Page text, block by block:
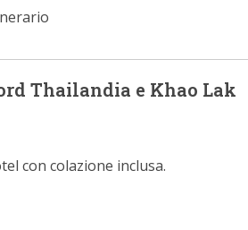
Thailandia e Khao Lak
con colazione inclusa.